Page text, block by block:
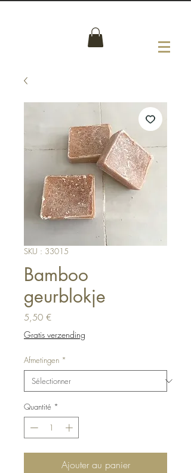
SKU : 33015
Bamboo
geurblokje
5,50 €Prix
Gratis verzending
Afmetingen *
Quantité *
Ajouter au panier